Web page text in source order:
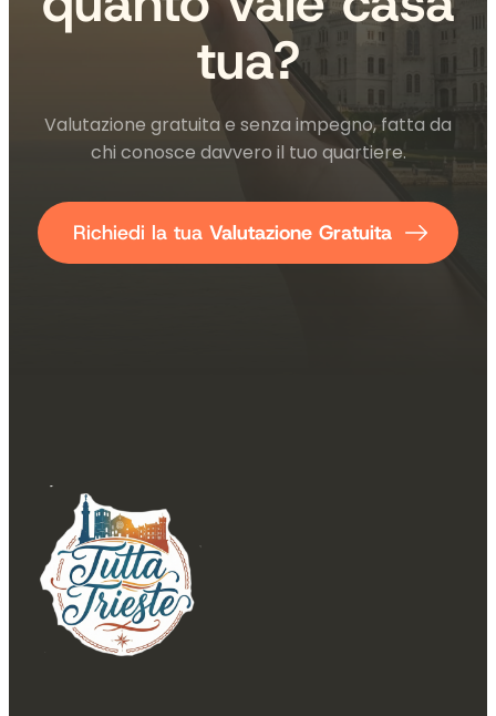
tua?
Valutazione gratuita e senza impegno, fatta da
chi conosce davvero il tuo quartiere.
Richiedi la tua Valutazione Gratuita